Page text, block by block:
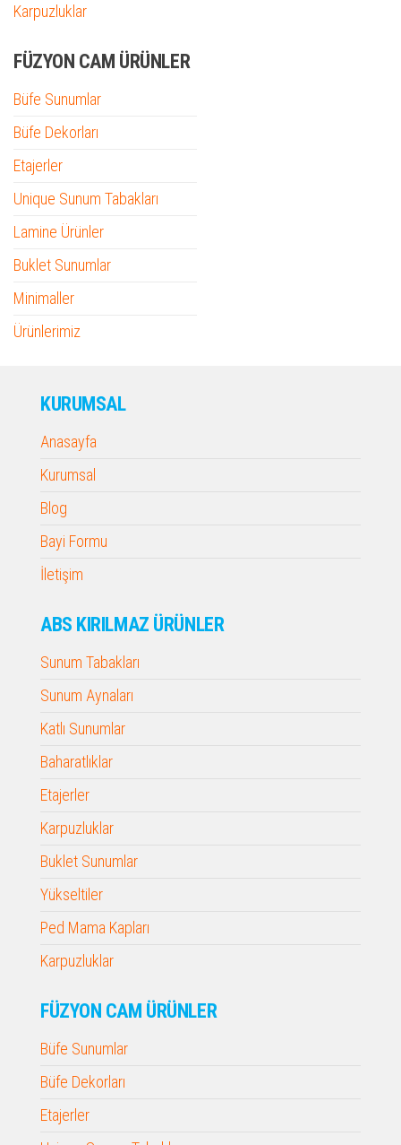
Karpuzluklar
FÜZYON CAM ÜRÜNLER
Büfe Sunumlar
Büfe Dekorları
Etajerler
Unique Sunum Tabakları
Lamine Ürünler
Buklet Sunumlar
Minimaller
Ürünlerimiz
KURUMSAL
Anasayfa
Kurumsal
Blog
Bayi Formu
İletişim
ABS KIRILMAZ ÜRÜNLER
Sunum Tabakları
Sunum Aynaları
Katlı Sunumlar
Baharatlıklar
Etajerler
Karpuzluklar
Buklet Sunumlar
Yükseltiler
Ped Mama Kapları
Karpuzluklar
FÜZYON CAM ÜRÜNLER
Büfe Sunumlar
Büfe Dekorları
Etajerler